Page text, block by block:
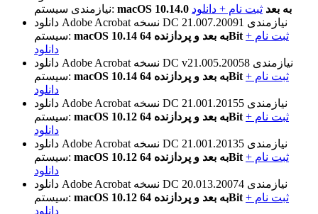
نیازمندی سیستم:
macOS 10.14.0 به بعد ثبت نام + دانلود
دانلود Adobe Acrobat
نسخه DC 21.007.20091 نیازمندی
سیستم:
macOS 10.14 به بعد و پردازنده 64Bit ثبت نام +
دانلود
دانلود Adobe Acrobat
نسخه DC v21.005.20058 نیازمندی
سیستم:
macOS 10.14 به بعد و پردازنده 64Bit ثبت نام +
دانلود
دانلود Adobe Acrobat
نسخه DC 21.001.20155 نیازمندی
سیستم:
macOS 10.12 به بعد و پردازنده 64Bit ثبت نام +
دانلود
دانلود Adobe Acrobat
نسخه DC 21.001.20135 نیازمندی
سیستم:
macOS 10.12 به بعد و پردازنده 64Bit ثبت نام +
دانلود
دانلود Adobe Acrobat
نسخه DC 20.013.20074 نیازمندی
سیستم:
macOS 10.12 به بعد و پردازنده 64Bit ثبت نام +
دانلود